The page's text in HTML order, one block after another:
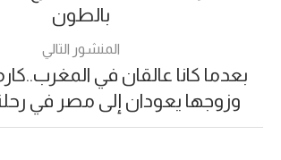
بالطون
المنشور التالي
بعدما كانا عالقان في
وزوجها يعودان إلى مصر في رحلة